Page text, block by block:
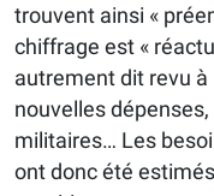
trouvent ainsi «
chiffrage est «
autrement dit revu
nouvelles
militaires… Les
ont donc été